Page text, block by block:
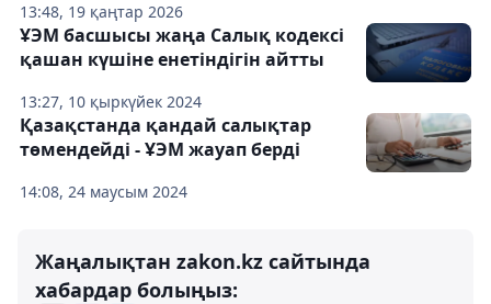
13:48, 19 қаңтар 2026
13:27, 10 қыркүйек 2024
ҰЭМ басшысы жаңа Салық кодексі
қашан күшіне енетіндігін айтты
14:08, 24 маусым 2024
Қазақстанда қандай салықтар
төмендейді - ҰЭМ жауап берді
Жаңалықтан zakon.kz сайтында
хабардар болыңыз: